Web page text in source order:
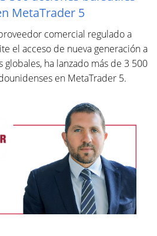
MetaTrader 5
comercial regulado a
el acceso de nueva generación a
ha lanzado más de 3 500
en MetaTrader 5.